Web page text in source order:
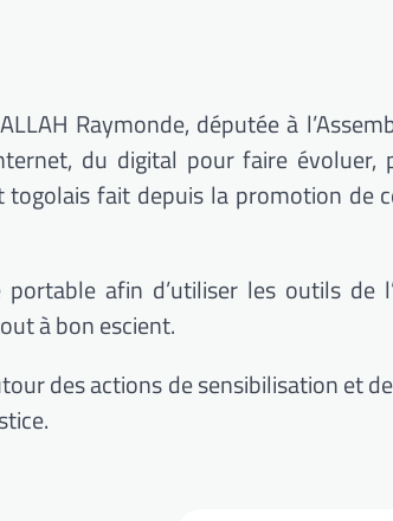
ALLAH Raymonde, députée à
du digital pour faire évoluer,
fait depuis la promotion de
afin d’utiliser les outils de
à bon escient.
des actions de sensibilisation et